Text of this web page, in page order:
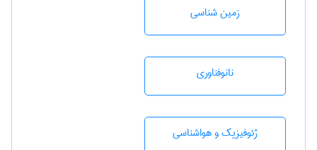
زمين شناسی
نانوفناوری
ژئوفيزيك و هواشناسی